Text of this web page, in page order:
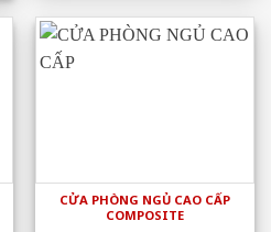
CỬA PHÒNG NGỦ CAO CẤP
COMPOSITE